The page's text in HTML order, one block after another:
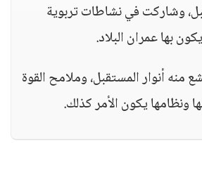
وشاركت في نشاطات تربوية
بها عمران البلاد.
منه أنوار المستقبل، وملامح القوة
ونظامها يكون الأمر كذلك.